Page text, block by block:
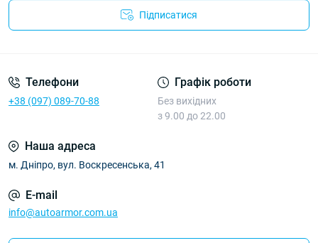
Підписатися
Телефони
+38 (097) 089-70-88
Графік роботи
Без вихідних
з 9.00 до 22.00
Наша адреса
м. Дніпро, вул. Воскресенська, 41
E-mail
info@autoarmor.com.ua